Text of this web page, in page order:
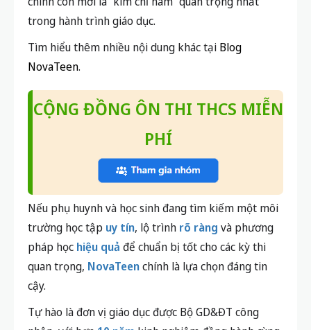
trong hành trình giáo dục.
Tìm hiểu thêm nhiều nội dung khác tại Blog
NovaTeen.
CỘNG ĐỒNG ÔN THI THCS MIỄN
PHÍ
Nếu phụ huynh và học sinh đang tìm kiếm một môi
trường học tập uy tín, lộ trình rõ ràng và phương
pháp học hiệu quả để chuẩn bị tốt cho các kỳ thi
quan trọng, NovaTeenchính là lựa chọn đáng tin
cậy.
Tự hào là đơn vị giáo dục được Bộ GD&ĐT công